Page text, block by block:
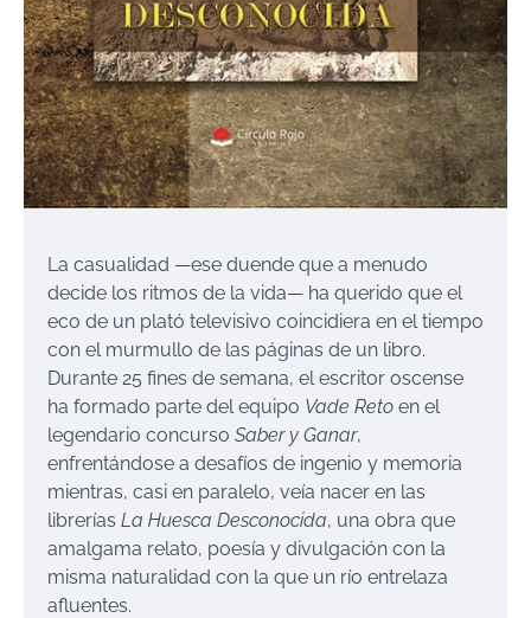
La casualidad —ese duende que a menudo
decide los ritmos de la vida— ha querido que el
eco de un plató televisivo coincidiera en el tiempo
con el murmullo de las páginas de un libro.
Durante 25 fines de semana, el escritor oscense
ha formado parte del equipo Vade Reto en el
legendario concurso Saber y Ganar,
enfrentándose a desafíos de ingenio y memoria
mientras, casi en paralelo, veía nacer en las
librerías La Huesca Desconocida, una obra que
amalgama relato, poesía y divulgación con la
misma naturalidad con la que un río entrelaza
afluentes.